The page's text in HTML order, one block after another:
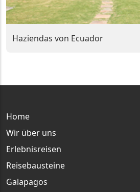
Haziendas von Ecuador
Main menu
Home
Wir über uns
Erlebnisreisen
Reisebausteine
Galapagos